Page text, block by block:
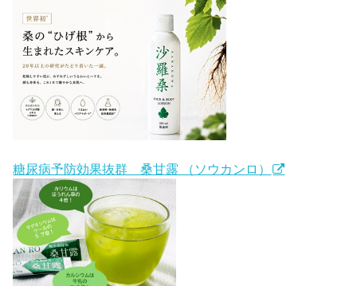
糖尿病予防効果抜群 桑甘露 （ソウカンロ）